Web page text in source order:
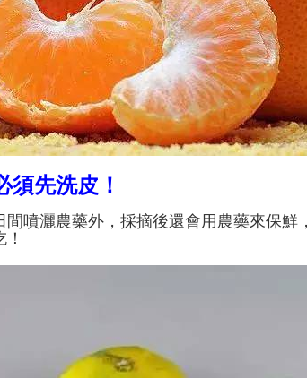
須先洗皮！
噴灑農藥外，採摘後還會用農藥來保鮮
！